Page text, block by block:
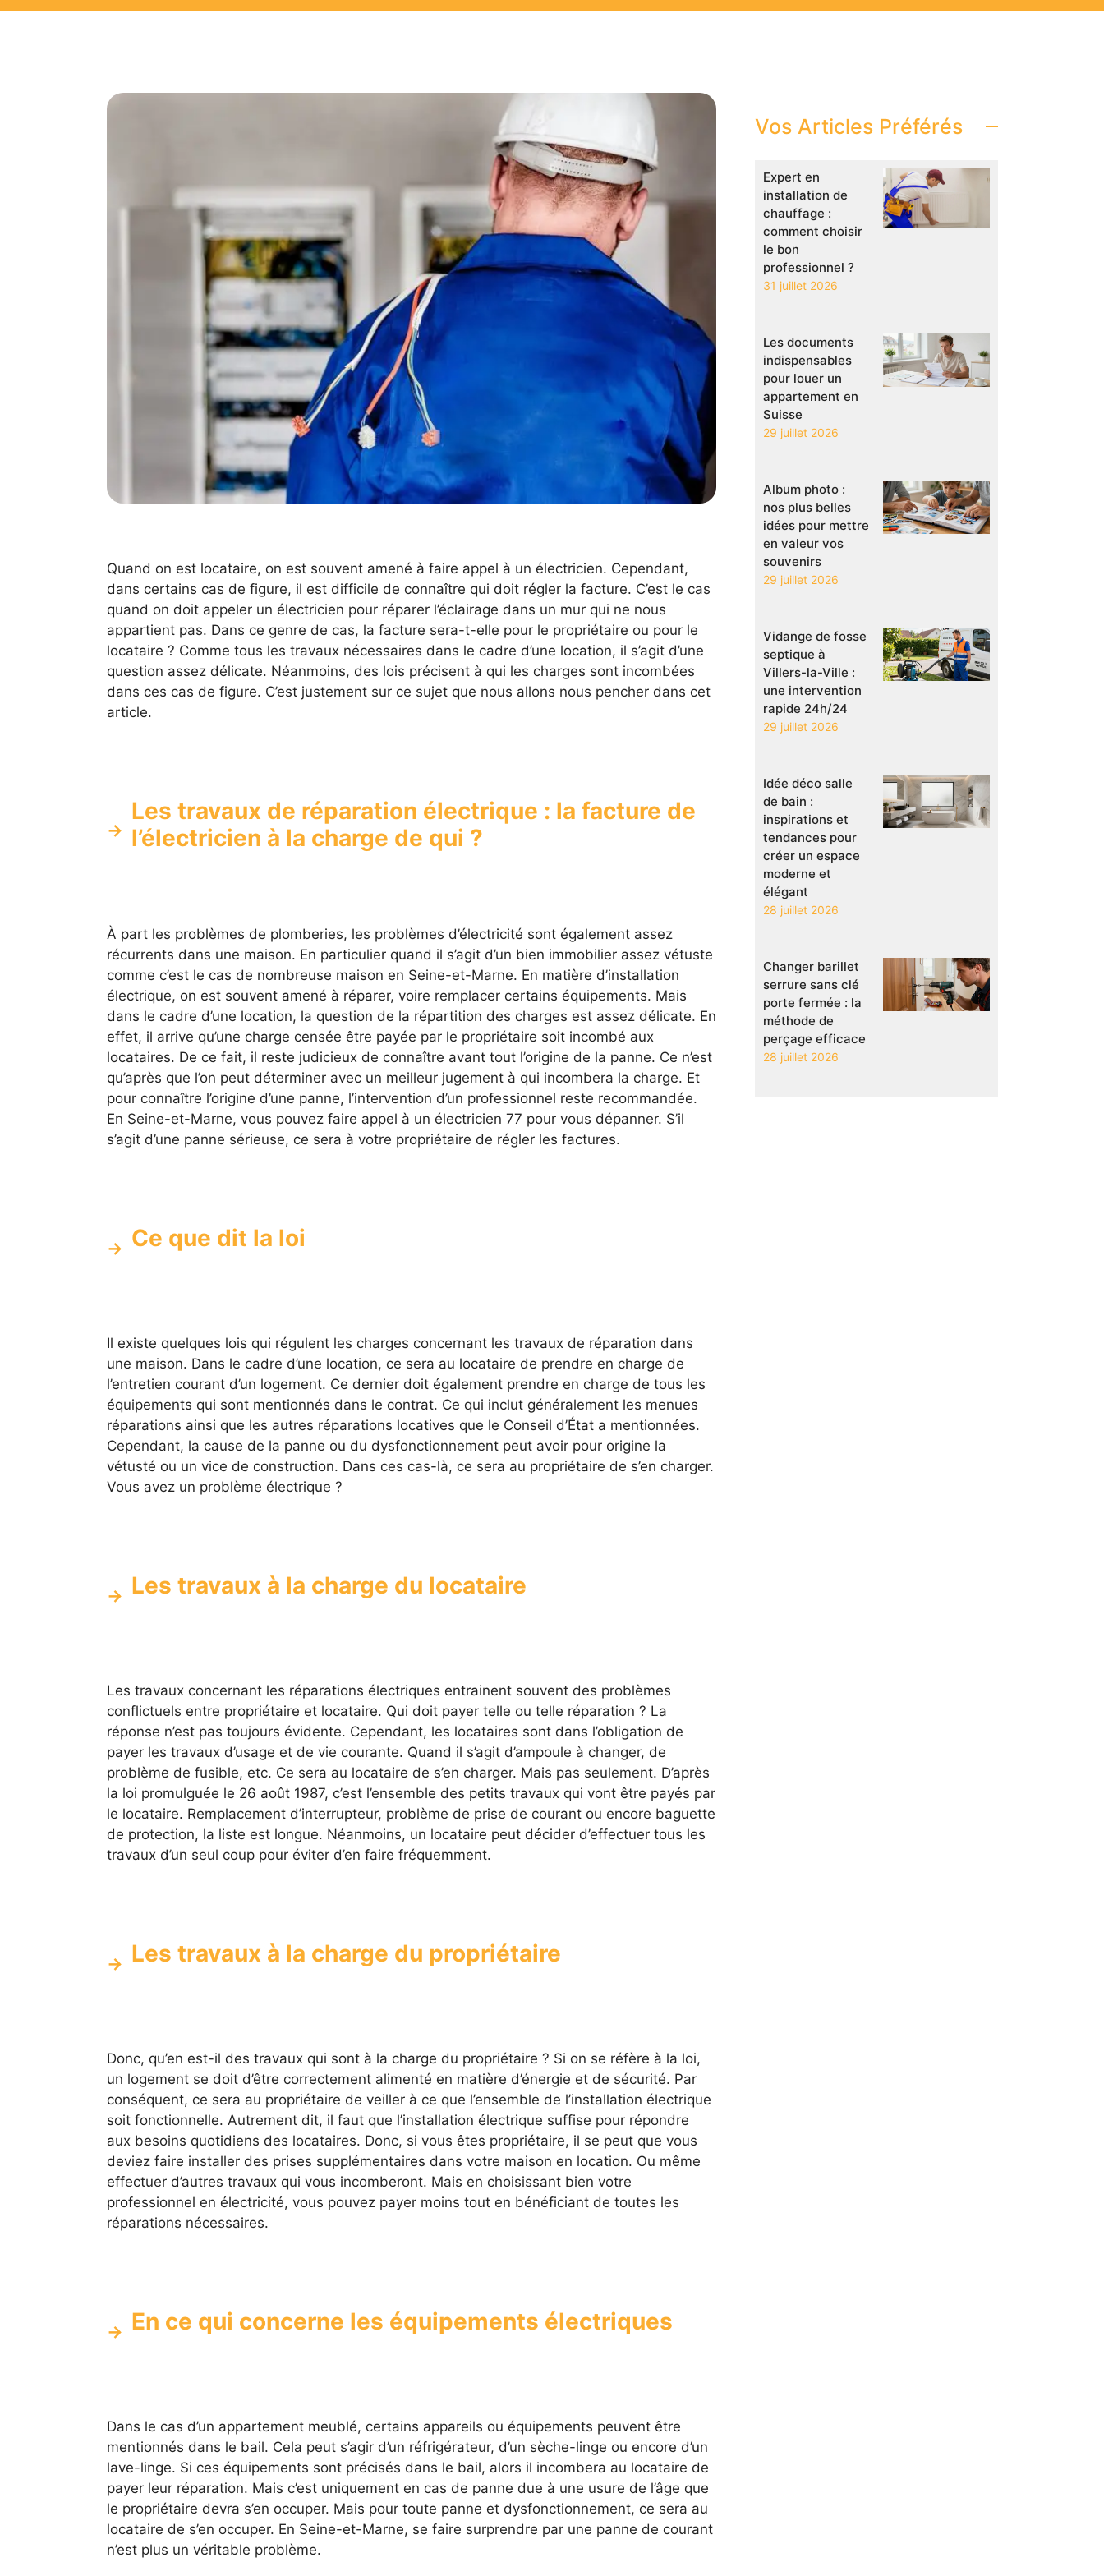
Quand on est locataire, on est souvent amené à faire appel à un électricien. Cependant,
dans certains cas de figure, il est difficile de connaître qui doit régler la facture. C’est le cas
quand on doit appeler un électricien pour réparer l’éclairage dans un mur qui ne nous
appartient pas. Dans ce genre de cas, la facture sera-t-elle pour le propriétaire ou pour le
locataire ? Comme tous les travaux nécessaires dans le cadre d’une location, il s’agit d’une
question assez délicate. Néanmoins, des lois précisent à qui les charges sont incombées
dans ces cas de figure. C’est justement sur ce sujet que nous allons nous pencher dans cet
article.
Les travaux de réparation électrique : la facture de
l’électricien à la charge de qui ?
À part les problèmes de plomberies, les problèmes d’électricité sont également assez
récurrents dans une maison. En particulier quand il s’agit d’un bien immobilier assez vétuste
comme c’est le cas de nombreuse maison en Seine-et-Marne. En matière d’installation
électrique, on est souvent amené à réparer, voire remplacer certains équipements. Mais
dans le cadre d’une location, la question de la répartition des charges est assez délicate. En
effet, il arrive qu’une charge censée être payée par le propriétaire soit incombé aux
locataires. De ce fait, il reste judicieux de connaître avant tout l’origine de la panne. Ce n’est
qu’après que l’on peut déterminer avec un meilleur jugement à qui incombera la charge. Et
pour connaître l’origine d’une panne, l’intervention d’un professionnel reste recommandée.
En Seine-et-Marne, vous pouvez faire appel à un électricien 77 pour vous dépanner. S’il
s’agit d’une panne sérieuse, ce sera à votre propriétaire de régler les factures.
Ce que dit la loi
Il existe quelques lois qui régulent les charges concernant les travaux de réparation dans
une maison. Dans le cadre d’une location, ce sera au locataire de prendre en charge de
l’entretien courant d’un logement. Ce dernier doit également prendre en charge de tous les
équipements qui sont mentionnés dans le contrat. Ce qui inclut généralement les menues
réparations ainsi que les autres réparations locatives que le Conseil d’État a mentionnées.
Cependant, la cause de la panne ou du dysfonctionnement peut avoir pour origine la
vétusté ou un vice de construction. Dans ces cas-là, ce sera au propriétaire de s’en charger.
Vous avez un problème électrique ?
Les travaux à la charge du locataire
Les travaux concernant les réparations électriques entrainent souvent des problèmes
conflictuels entre propriétaire et locataire. Qui doit payer telle ou telle réparation ? La
réponse n’est pas toujours évidente. Cependant, les locataires sont dans l’obligation de
payer les travaux d’usage et de vie courante. Quand il s’agit d’ampoule à changer, de
problème de fusible, etc. Ce sera au locataire de s’en charger. Mais pas seulement. D’après
la loi promulguée le 26 août 1987, c’est l’ensemble des petits travaux qui vont être payés par
le locataire. Remplacement d’interrupteur, problème de prise de courant ou encore baguette
de protection, la liste est longue. Néanmoins, un locataire peut décider d’effectuer tous les
travaux d’un seul coup pour éviter d’en faire fréquemment.
Les travaux à la charge du propriétaire
Donc, qu’en est-il des travaux qui sont à la charge du propriétaire ? Si on se réfère à la loi,
un logement se doit d’être correctement alimenté en matière d’énergie et de sécurité. Par
conséquent, ce sera au propriétaire de veiller à ce que l’ensemble de l’installation électrique
soit fonctionnelle. Autrement dit, il faut que l’installation électrique suffise pour répondre
aux besoins quotidiens des locataires. Donc, si vous êtes propriétaire, il se peut que vous
deviez faire installer des prises supplémentaires dans votre maison en location. Ou même
effectuer d’autres travaux qui vous incomberont. Mais en choisissant bien votre
professionnel en électricité, vous pouvez payer moins tout en bénéficiant de toutes les
réparations nécessaires.
En ce qui concerne les équipements électriques
Dans le cas d’un appartement meublé, certains appareils ou équipements peuvent être
mentionnés dans le bail. Cela peut s’agir d’un réfrigérateur, d’un sèche-linge ou encore d’un
lave-linge. Si ces équipements sont précisés dans le bail, alors il incombera au locataire de
payer leur réparation. Mais c’est uniquement en cas de panne due à une usure de l’âge que
le propriétaire devra s’en occuper. Mais pour toute panne et dysfonctionnement, ce sera au
locataire de s’en occuper. En Seine-et-Marne, se faire surprendre par une panne de courant
n’est plus un véritable problème.
Vos Articles Préférés
Expert en
installation de
chauffage :
comment choisir
le bon
professionnel ?
31 juillet 2026
Les documents
indispensables
pour louer un
appartement en
Suisse
29 juillet 2026
Album photo :
nos plus belles
idées pour mettre
en valeur vos
souvenirs
29 juillet 2026
Vidange de fosse
septique à
Villers-la-Ville :
une intervention
rapide 24h/24
29 juillet 2026
Idée déco salle
de bain :
inspirations et
tendances pour
créer un espace
moderne et
élégant
28 juillet 2026
Changer barillet
serrure sans clé
porte fermée : la
méthode de
perçage efficace
28 juillet 2026